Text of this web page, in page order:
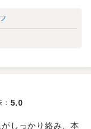
： 5.0
しっかり絡み、本